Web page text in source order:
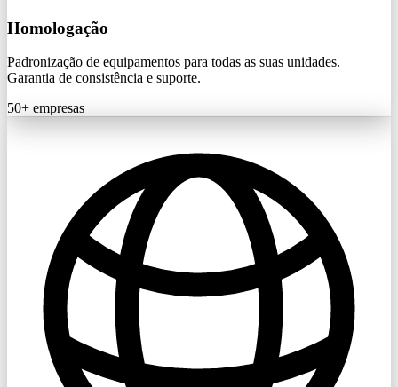
Homologação
Padronização de equipamentos para todas as suas unidades.
Garantia de consistência e suporte.
50+ empresas